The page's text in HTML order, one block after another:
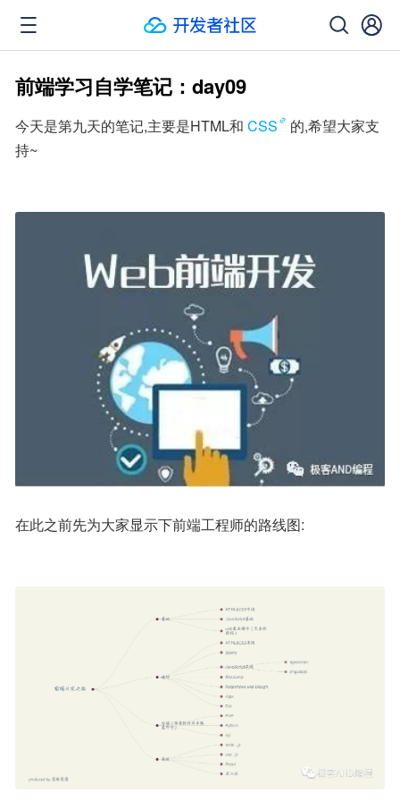
前端学习自学笔记：day09
今天是第九天的笔记,主要是HTML和 CSS
的,希望大家支
持~
在此之前先为大家显示下前端工程师的路线图: